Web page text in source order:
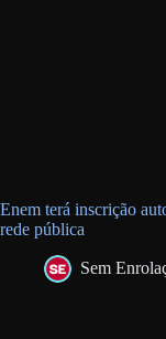
Enem terá inscrição
rede pública
Sem